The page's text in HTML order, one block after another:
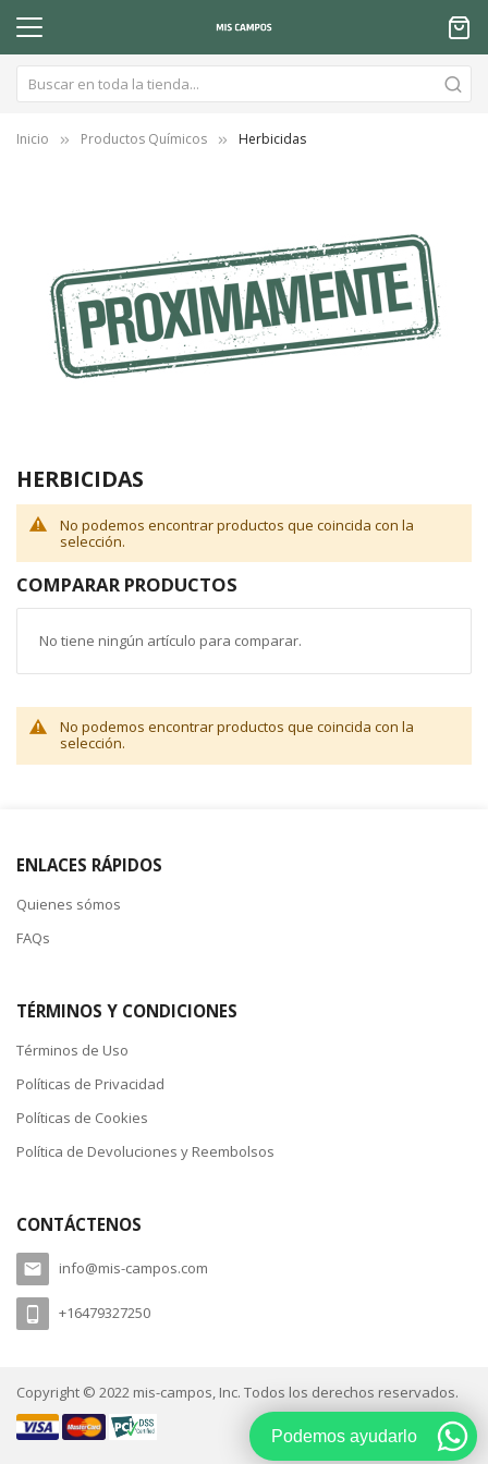
Inicio Productos Químicos Herbicidas
HERBICIDAS
No podemos encontrar productos que coincida con la
selección.
COMPARAR PRODUCTOS
No tiene ningún artículo para comparar.
No podemos encontrar productos que coincida con la
selección.
ENLACES RÁPIDOS
Quienes sómos
FAQs
TÉRMINOS Y CONDICIONES
Términos de Uso
Políticas de Privacidad
Políticas de Cookies
Política de Devoluciones y Reembolsos
CONTÁCTENOS
info@mis-campos.com
+16479327250
Copyright © 2022 mis-campos, Inc. Todos los derechos reservados.
Podemos ayudarlo